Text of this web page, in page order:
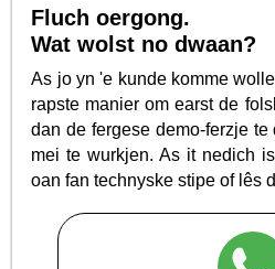
Fluch oergong.
Wat wolst no dwaan?
As jo yn 'e kunde komme
rapste manier om earst de
dan de fergese demo-ferzje
mei te wurkjen. As it nedich
oan fan technyske stipe of lês